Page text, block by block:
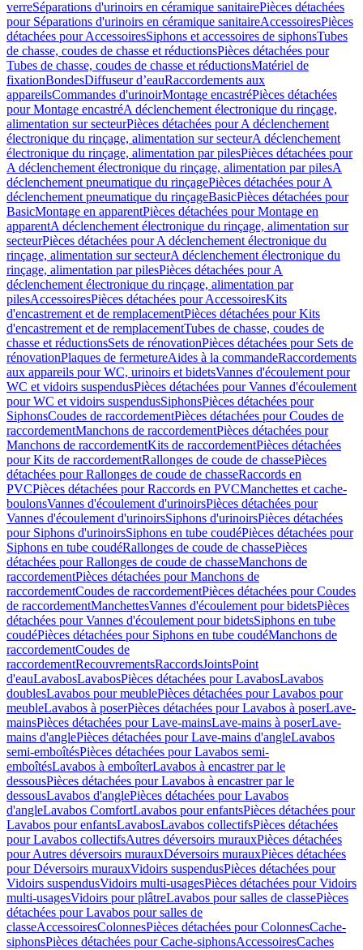
verreSéparations d'urinoirs en céramique sanitairePièces détachées
pour Séparations d'urinoirs en céramique sanitaireAccessoiresPièces
détachées pour AccessoiresSiphons et accessoires de siphonsTubes
de chasse, coudes de chasse et réductionsPièces détachées pour
Tubes de chasse, coudes de chasse et réductionsMatériel de
fixationBondesDiffuseur d’eauRaccordements aux
appareilsCommandes d'urinoirMontage encastréPièces détachées
pour Montage encastréA déclenchement électronique du rinçage,
alimentation sur secteurPièces détachées pour A déclenchement
électronique du rinçage, alimentation sur secteurA déclenchement
électronique du rinçage, alimentation par pilesPièces détachées pour
A déclenchement électronique du rinçage, alimentation par pilesA
déclenchement pneumatique du rinçagePièces détachées pour A
déclenchement pneumatique du rinçageBasicPièces détachées pour
BasicMontage en apparentPièces détachées pour Montage en
apparentA déclenchement électronique du rinçage, alimentation sur
secteurPièces détachées pour A déclenchement électronique du
rinçage, alimentation sur secteurA déclenchement électronique du
rinçage, alimentation par pilesPièces détachées pour A
déclenchement électronique du rinçage, alimentation par
pilesAccessoiresPièces détachées pour AccessoiresKits
d'encastrement et de remplacementPièces détachées pour Kits
d'encastrement et de remplacementTubes de chasse, coudes de
chasse et réductionsSets de rénovationPièces détachées pour Sets de
rénovationPlaques de fermetureAides à la commandeRaccordements
aux appareils pour WC, urinoirs et bidetsVannes d'écoulement pour
WC et vidoirs suspendusPièces détachées pour Vannes d'écoulement
pour WC et vidoirs suspendusSiphonsPièces détachées pour
SiphonsCoudes de raccordementPièces détachées pour Coudes de
raccordementManchons de raccordementPièces détachées pour
Manchons de raccordementKits de raccordementPièces détachées
pour Kits de raccordementRallonges de coude de chassePièces
détachées pour Rallonges de coude de chasseRaccords en
PVCPièces détachées pour Raccords en PVCManchettes et cache-
boulonsVannes d'écoulement d'urinoirsPièces détachées pour
Vannes d'écoulement d'urinoirsSiphons d'urinoirsPièces détachées
pour Siphons d'urinoirsSiphons en tube coudéPièces détachées pour
Siphons en tube coudéRallonges de coude de chassePièces
détachées pour Rallonges de coude de chasseManchons de
raccordementPièces détachées pour Manchons de
raccordementCoudes de raccordementPièces détachées pour Coudes
de raccordementManchettesVannes d'écoulement pour bidetsPièces
détachées pour Vannes d'écoulement pour bidetsSiphons en tube
coudéPièces détachées pour Siphons en tube coudéManchons de
raccordementCoudes de
raccordementRecouvrementsRaccordsJointsPoint
d'eauLavabosLavabosPièces détachées pour LavabosLavabos
doublesLavabos pour meublePièces détachées pour Lavabos pour
meubleLavabos à poserPièces détachées pour Lavabos à poserLave-
mainsPièces détachées pour Lave-mainsLave-mains à poserLave-
mains d'anglePièces détachées pour Lave-mains d'angleLavabos
semi-emboîtésPièces détachées pour Lavabos semi-
emboîtésLavabos à emboîterLavabos à encastrer par le
dessousPièces détachées pour Lavabos à encastrer par le
dessousLavabos d'anglePièces détachées pour Lavabos
d'angleLavabos ComfortLavabos pour enfantsPièces détachées pour
Lavabos pour enfantsLavabosLavabos collectifsPièces détachées
pour Lavabos collectifsAutres déversoirs murauxPièces détachées
pour Autres déversoirs murauxDéversoirs murauxPièces détachées
pour Déversoirs murauxVidoirs suspendusPièces détachées pour
Vidoirs suspendusVidoirs multi-usagesPièces détachées pour Vidoirs
multi-usagesVidoirs pour plâtreLavabos pour salles de classePièces
détachées pour Lavabos pour salles de
classeAccessoiresColonnesPièces détachées pour ColonnesCache-
siphonsPièces détachées pour Cache-siphonsAccessoiresCaches